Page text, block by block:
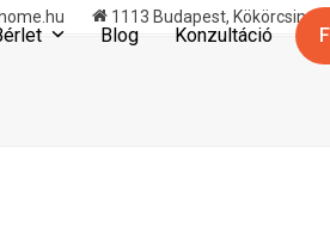
1113 Budapest, Kökörcsin u.
Blog Konzultáció